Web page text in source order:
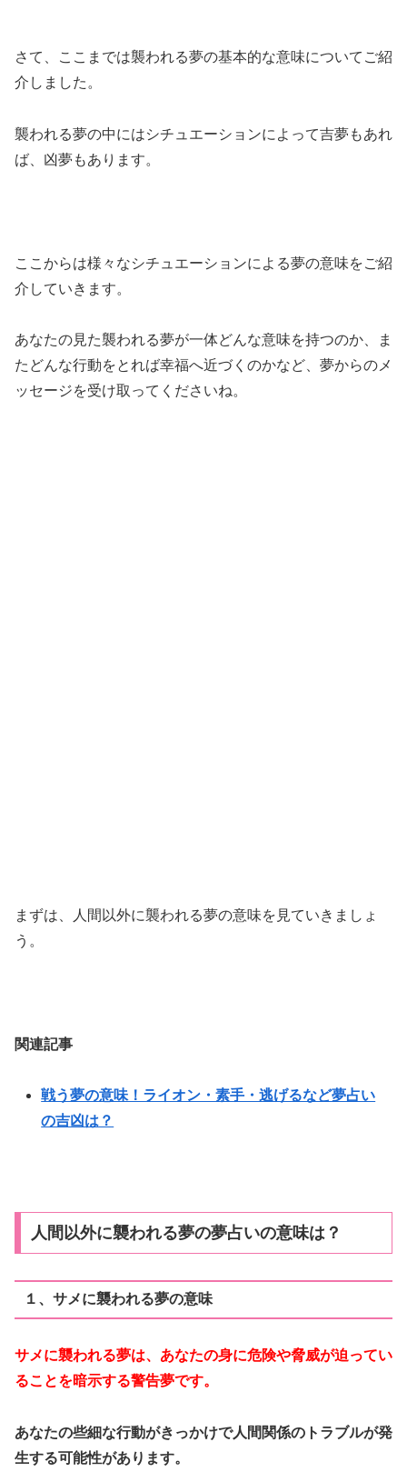
さて、ここまでは襲われる夢の基本的な意味についてご紹
介しました。
襲われる夢の中にはシチュエーションによって吉夢もあれ
ば、凶夢もあります。
ここからは様々なシチュエーションによる夢の意味をご紹
介していきます。
あなたの見た襲われる夢が一体どんな意味を持つのか、ま
たどんな行動をとれば幸福へ近づくのかなど、夢からのメ
ッセージを受け取ってくださいね。
まずは、人間以外に襲われる夢の意味を見ていきましょ
う。
関連記事
戦う夢の意味！ライオン・素手・逃げるなど夢占い
の吉凶は？
人間以外に襲われる夢の夢占いの意味は？
１、サメに襲われる夢の意味
サメに襲われる夢は、あなたの身に危険や脅威が迫ってい
ることを暗示する警告夢です。
あなたの些細な行動がきっかけで人間関係のトラブルが発
生する可能性があります。